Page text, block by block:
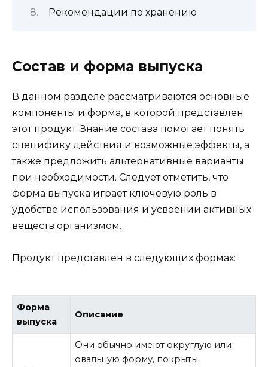
Рекомендации по хранению
Состав и форма выпуска
В данном разделе рассматриваются основные
компоненты и форма, в которой представлен
этот продукт. Знание состава помогает понять
специфику действия и возможные эффекты, а
также предложить альтернативные варианты
при необходимости. Следует отметить, что
форма выпуска играет ключевую роль в
удобстве использования и усвоении активных
веществ организмом.
Продукт представлен в следующих формах:
Форма
выпуска
Описание
Они обычно имеют округлую или
овальную форму, покрыты